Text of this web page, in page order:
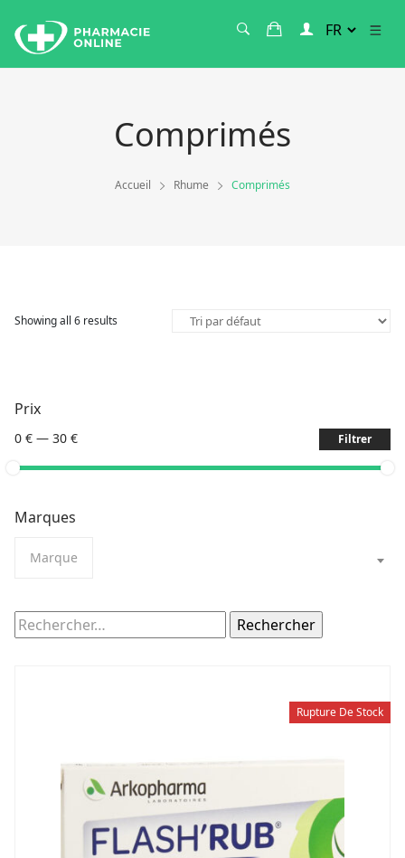
Comprimés
Accueil Rhume Comprimés
Showing all 6 results
Prix
0 € — 30 € Filtrer
Marques
Marque
Rechercher :
Rupture De Stock